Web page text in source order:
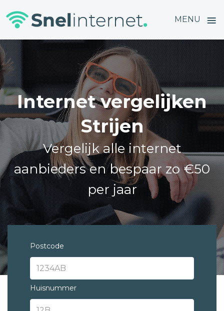
MENU ≡
Skip
to
content
Internet vergelijken
Strijen
Vergelijk alle internet
aanbieders en bespaar zo €50
per jaar
Postcode
Huisnummer